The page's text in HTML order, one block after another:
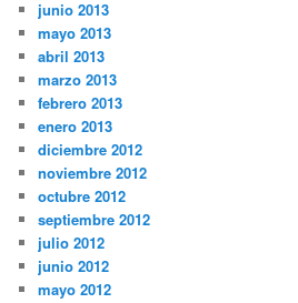
junio 2013
mayo 2013
abril 2013
marzo 2013
febrero 2013
enero 2013
diciembre 2012
noviembre 2012
octubre 2012
septiembre 2012
julio 2012
junio 2012
mayo 2012